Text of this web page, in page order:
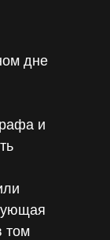
дне
и
том